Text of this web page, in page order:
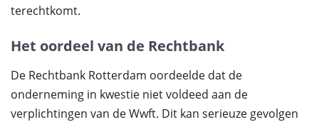
terechtkomt.
Het oordeel van de Rechtbank
De Rechtbank Rotterdam oordeelde dat de
onderneming in kwestie niet voldeed aan de
verplichtingen van de Wwft. Dit kan serieuze gevolgen